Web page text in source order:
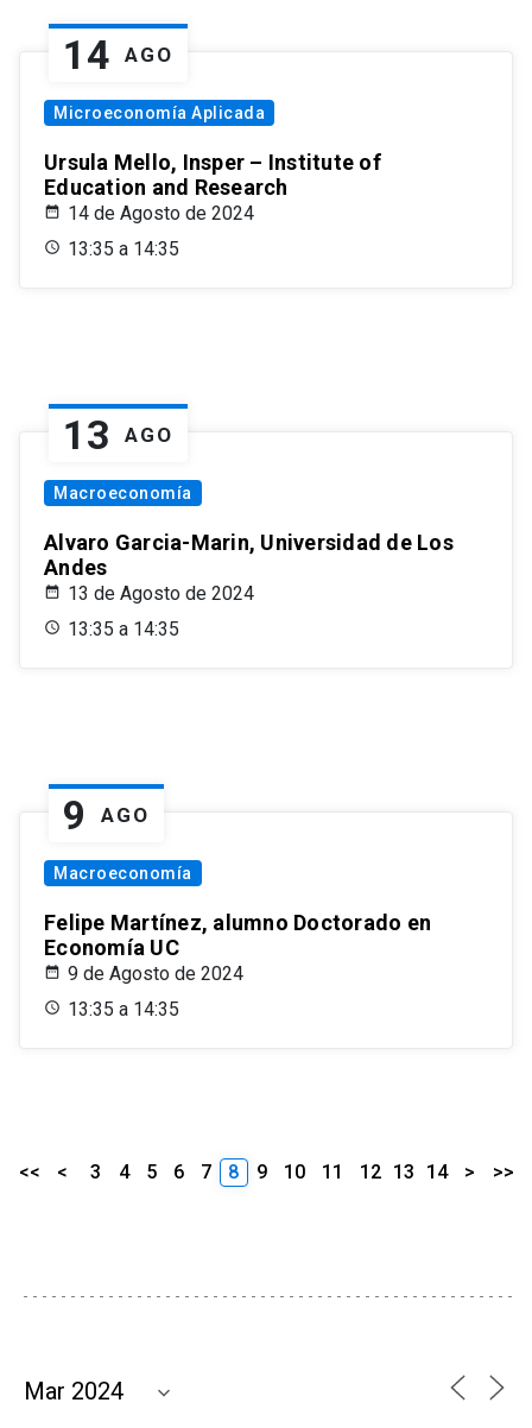
14 AGO
Microeconomía Aplicada
Ursula Mello, Insper – Institute of
Education and Research
14 de Agosto de 2024
13:35 a 14:35
13 AGO
Macroeconomía
Alvaro Garcia-Marin, Universidad de Los
Andes
13 de Agosto de 2024
13:35 a 14:35
9 AGO
Macroeconomía
Felipe Martínez, alumno Doctorado en
Economía UC
9 de Agosto de 2024
13:35 a 14:35
<< < 3 4 5 6 7 8 9 10 11 12 13 14 > >>